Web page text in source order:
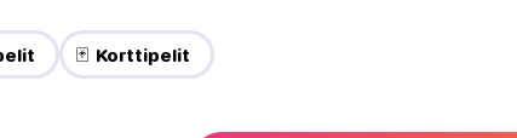
🃏 Korttipelit